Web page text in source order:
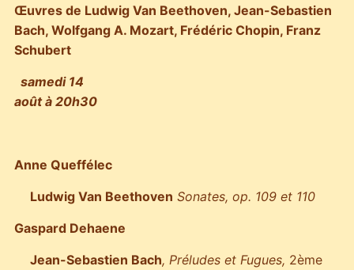
Œuvres de Ludwig Van Beethoven, Jean-Sebastien
Bach, Wolfgang A. Mozart, Frédéric Chopin, Franz
Schubert
samedi 14
août à 20h30
Anne Queffélec
Ludwig Van Beethoven Sonates, op. 109 et 110
Gaspard Dehaene
Jean-Sebastien Bach, Préludes et Fugues, 2ème